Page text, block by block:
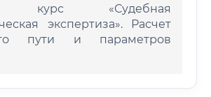
курс «Судебная
экспертиза». Расчет
пути и параметров